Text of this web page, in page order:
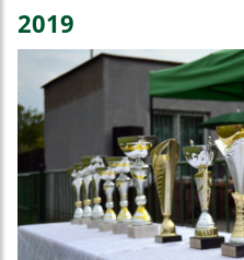
2019